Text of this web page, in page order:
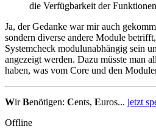
die Verfügbarkeit der
Ja, der Gedanke war mir auch
sondern diverse andere Module
Systemcheck modulunabhängig sein
angezeigt werden. Dazu müsste man
haben, was vom Core und den
WirBenötigen: Cents, Euros... jetzt
Offline